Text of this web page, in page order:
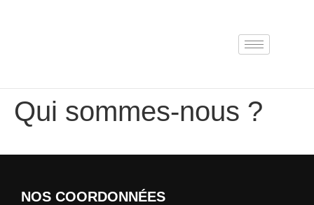
Qui sommes-nous ?
NOS COORDONNÉES